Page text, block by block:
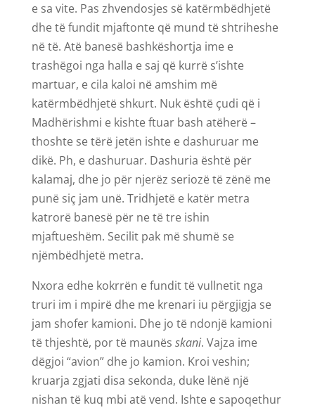
e sa vite. Pas zhvendosjes së katërmbëdhjetë
dhe të fundit mjaftonte që mund të shtriheshe
në të. Atë banesë bashkëshortja ime e
trashëgoi nga halla e saj që kurrë s’ishte
martuar, e cila kaloi në amshim më
katërmbëdhjetë shkurt. Nuk është çudi që i
Madhërishmi e kishte ftuar bash atëherë –
thoshte se tërë jetën ishte e dashuruar me
dikë. Ph, e dashuruar. Dashuria është për
kalamaj, dhe jo për njerëz seriozë të zënë me
punë siç jam unë. Tridhjetë e katër metra
katrorë banesë për ne të tre ishin
mjaftueshëm. Secilit pak më shumë se
njëmbëdhjetë metra.
Nxora edhe kokrrën e fundit të vullnetit nga
truri im i mpirë dhe me krenari iu përgjigja se
jam shofer kamioni. Dhe jo të ndonjë kamioni
të thjeshtë, por të maunës skani. Vajza ime
dëgjoi “avion” dhe jo kamion. Kroi veshin;
kruarja zgjati disa sekonda, duke lënë një
nishan të kuq mbi atë vend. Ishte e sapoqethur